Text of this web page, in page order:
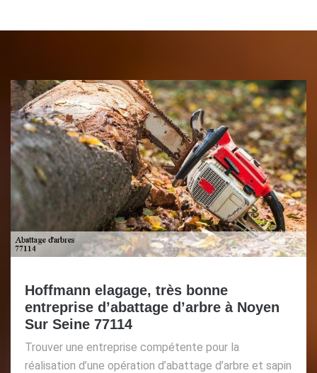
Hoffmann elagage, très bonne
entreprise d’abattage d’arbre à Noyen
Sur Seine 77114
Trouver une entreprise compétente pour la
réalisation d’une opération d’abattage d’arbre et sapin